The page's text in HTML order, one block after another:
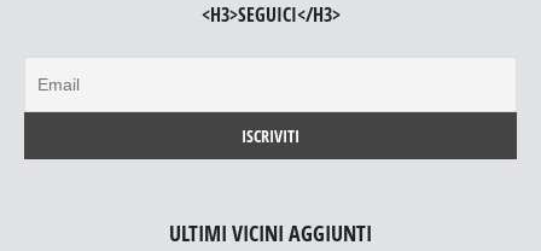
<H3>SEGUICI</H3>
ULTIMI VICINI AGGIUNTI